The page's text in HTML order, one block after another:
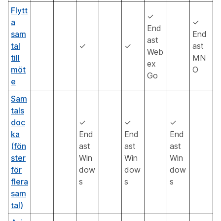
Flytt
a
sam
tal
till
möt
e
✓ ✓
✓
End
ast
Web
ex
Go
✓
End
ast
MN
O
Sam
tals
doc
ka
(fön
ster
för
flera
sam
tal)
✓
End
ast
Win
dow
s
✓
End
ast
Win
dow
s
✓
End
ast
Win
dow
s